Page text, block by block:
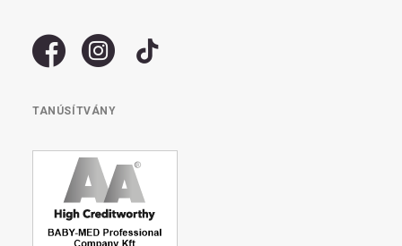
TANÚSÍTVÁNY